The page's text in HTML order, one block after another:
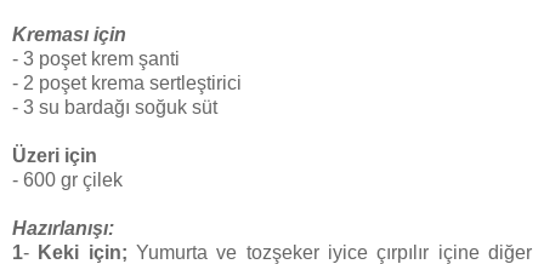
Kreması için
- 3 poşet krem şanti
- 2 poşet krema sertleştirici
- 3 su bardağı soğuk süt
Üzeri için
- 600 gr çilek
Hazırlanışı:
1- Keki için; Yumurta ve tozşeker iyice çırpılır içine diğer